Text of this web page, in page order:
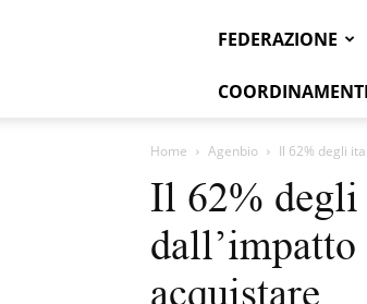
FEDERAZIONE
Home Agenbio Il 62% degli
Il 62%
acquistare